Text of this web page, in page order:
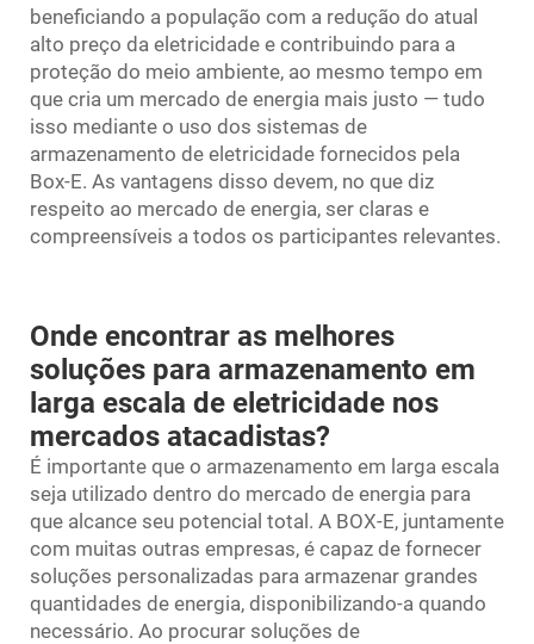
beneficiando a população com a redução do atual
alto preço da eletricidade e contribuindo para a
proteção do meio ambiente, ao mesmo tempo em
que cria um mercado de energia mais justo — tudo
isso mediante o uso dos sistemas de
armazenamento de eletricidade fornecidos pela
Box-E. As vantagens disso devem, no que diz
respeito ao mercado de energia, ser claras e
compreensíveis a todos os participantes relevantes.
Onde encontrar as melhores
soluções para armazenamento em
larga escala de eletricidade nos
mercados atacadistas?
É importante que o armazenamento em larga escala
seja utilizado dentro do mercado de energia para
que alcance seu potencial total. A BOX-E, juntamente
com muitas outras empresas, é capaz de fornecer
soluções personalizadas para armazenar grandes
quantidades de energia, disponibilizando-a quando
necessário. Ao procurar soluções de